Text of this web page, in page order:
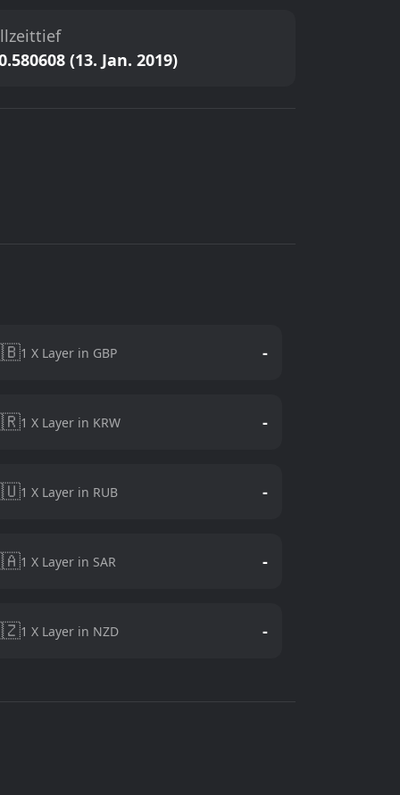
(13. Jan. 2019)
1 X Layer in GBP -
1 X Layer in KRW -
1 X Layer in RUB -
1 X Layer in SAR -
1 X Layer in NZD -